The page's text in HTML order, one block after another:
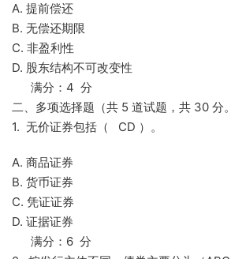
A. 提前偿还
B. 无偿还期限
C. 非盈利性
D. 股东结构不可改变性
满分：4 分
二、多项选择题（共 5 道试题，共 30 分
1. 无价证券包括（ CD ）。
A. 商品证券
B. 货币证券
C. 凭证证券
D. 证据证券
满分：6 分